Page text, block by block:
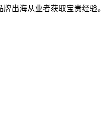
出海从业者获取宝贵经验。